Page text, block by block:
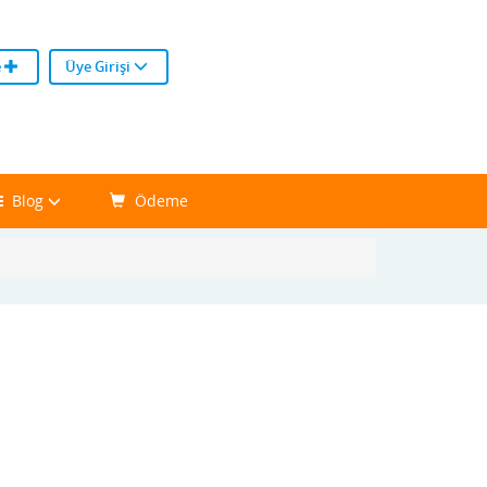
Üye Girişi
Blog Ödeme